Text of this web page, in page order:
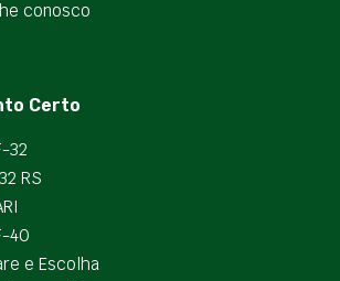
conosco
Certo
32
RS
40
e Escolha